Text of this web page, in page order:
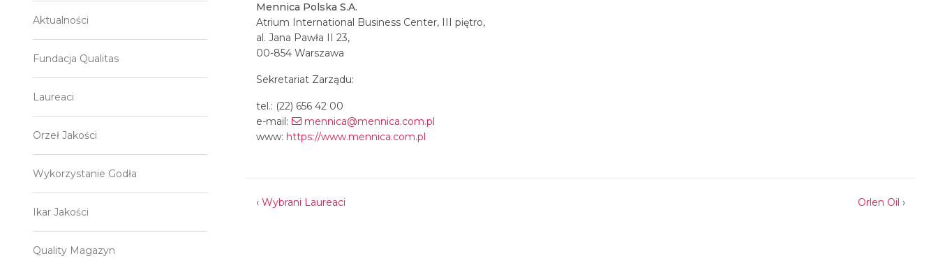
Mennica Polska S.A.
Atrium International Business Center, III piętro,
al. Jana Pawła II 23,
00-854 Warszawa
Sekretariat Zarządu:
tel.: (22) 656 42 00
e-mail:
mennica@mennica.com.pl
www: https://www.mennica.com.pl
‹ Wybrani Laureaci Orlen Oil ›
Aktualności
Fundacja Qualitas
Laureaci
Orzeł Jakości
Wykorzystanie Godła
Ikar Jakości
Quality Magazyn